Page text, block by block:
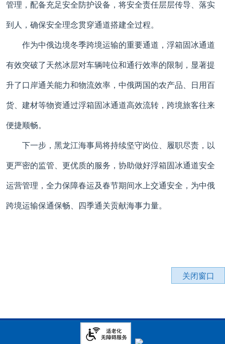
管理，配备充足安全防护设备，将安全责任层层传导、落实
到人，确保安全理念贯穿通道搭建全过程。
作为中俄边境冬季跨境运输的重要通道，浮箱固冰通道
有效突破了天然冰层对车辆吨位和通行效率的限制，显著提
升了口岸通关能力和物流效率，中俄两国的农产品、日用百
货、建材等物资通过浮箱固冰通道高效流转，跨境旅客往来
便捷顺畅。
下一步，黑龙江海事局将持续坚守岗位、履职尽责，以
更严密的监管、更优质的服务，协助做好浮箱固冰通道安全
运营管理，全力保障春运及春节期间水上交通安全，为中俄
跨境运输保通保畅、四季通关贡献海事力量。
关闭窗口